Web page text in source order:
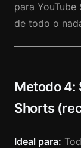
para
de todo o
Metodo 4:
Shorts
Ideal para: